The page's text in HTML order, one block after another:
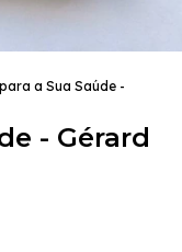
a Sua Saúde -
- Gérard